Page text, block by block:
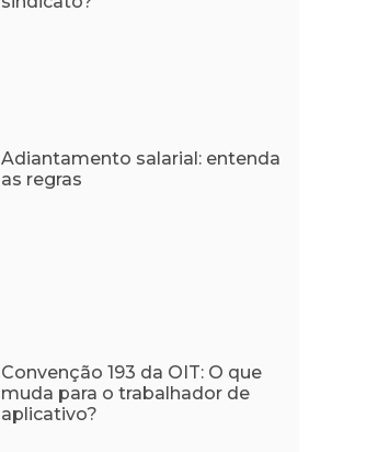
Adiantamento salarial: entenda
as regras
Convenção 193 da OIT: O que
muda para o trabalhador de
aplicativo?